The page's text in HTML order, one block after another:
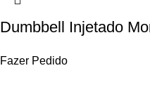
Dumbbell Injetado
Fazer Pedido